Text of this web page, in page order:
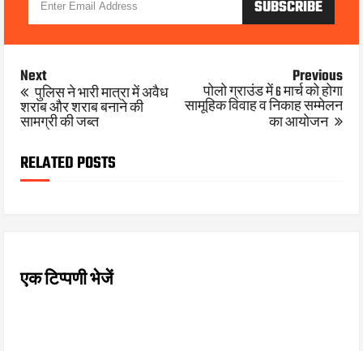
Next
पुलिस ने भारी मात्रा में अवैध
शराब और शराब बनाने की
सामग्री की जब्त
Previous
पोलो ग्राउंड में 6 मार्च को होगा
सामूहिक विवाह व निकाह सम्मेलन
का आयोजन
RELATED POSTS
एक टिप्पणी भेजें